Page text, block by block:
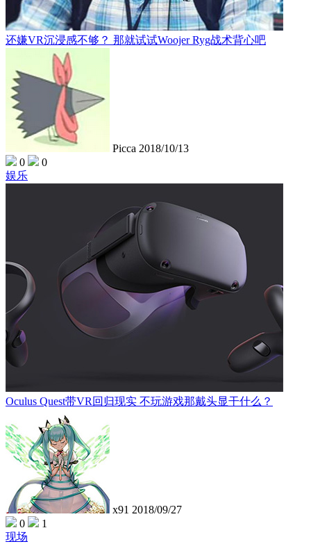
还嫌VR沉浸感不够？ 那就试试Woojer Ryg战术背心吧
Picca 2018/10/13
0
0
娱乐
Oculus Quest带VR回归现实 不玩游戏那戴头显干什么？
x91 2018/09/27
0
1
现场